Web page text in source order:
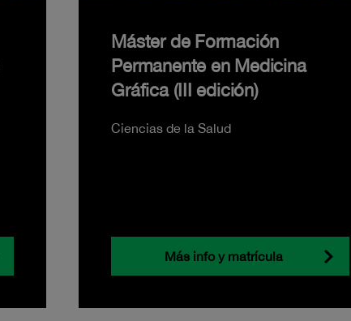
Máster de Formación
Permanente en Medicina
Gráfica (III edición)
Ciencias de la Salud
Más info y matrícula